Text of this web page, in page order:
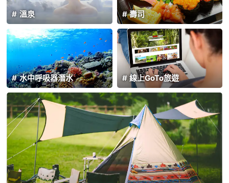
溫泉 壽司
水中呼吸器潛水 線上GoTo旅遊